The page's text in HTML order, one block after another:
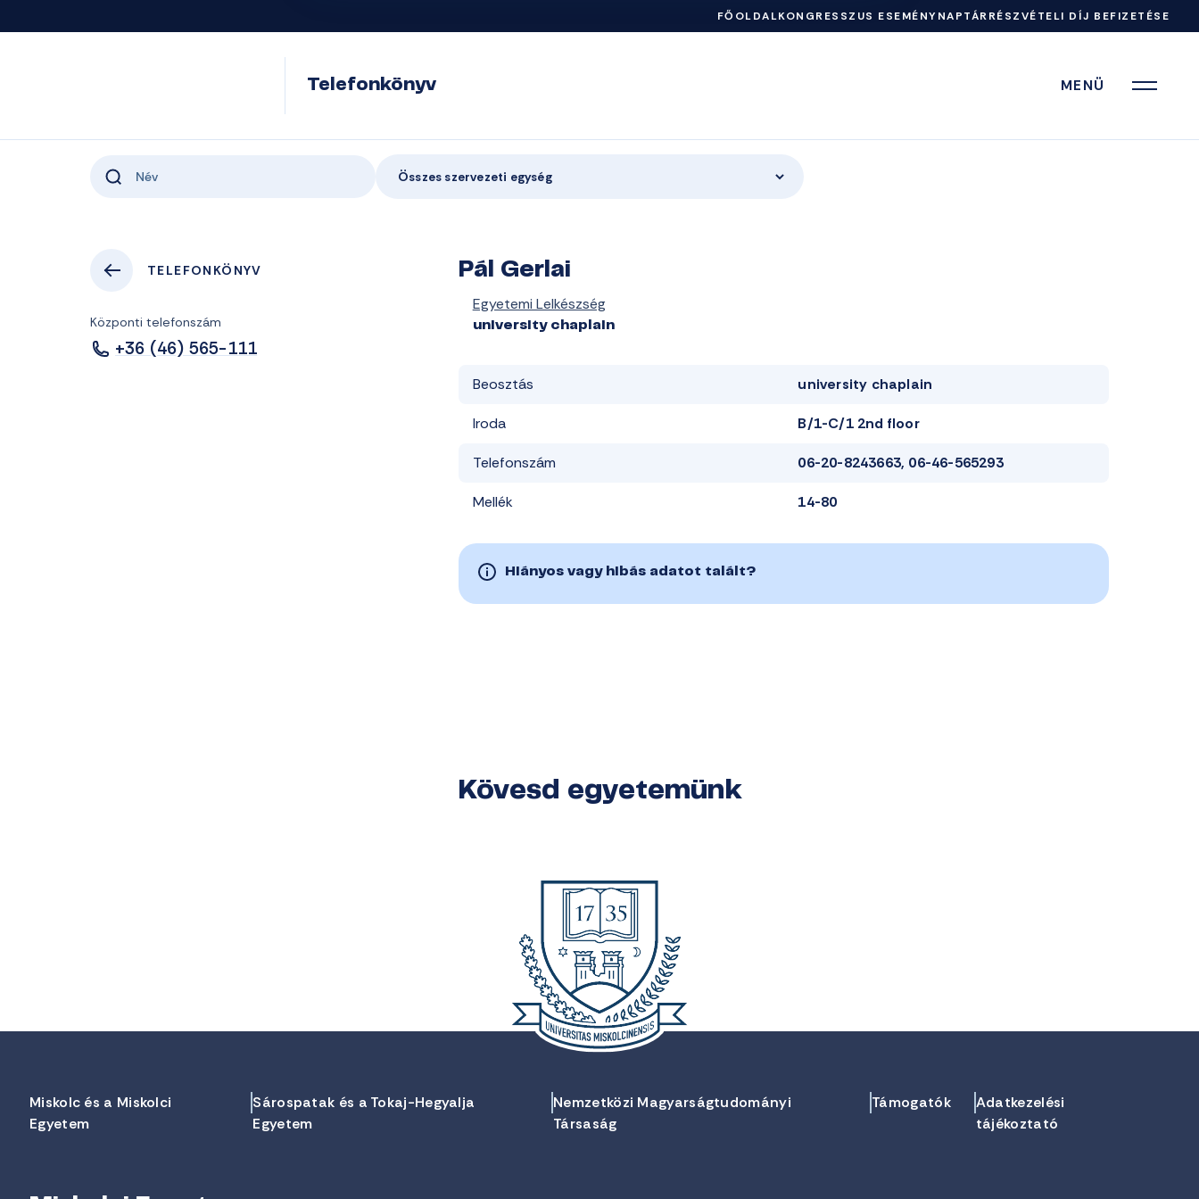
FŐOLDALKONGRESSZUS ESEMÉNYNAPTÁRRÉSZVÉTELI DÍJ BEFIZETÉSE
Telefonkönyv MENÜ
Összes szervezeti egység
TELEFONKÖNYV
Központi telefonszám
+36 (46) 565-111
Pál Gerlai
Egyetemi Lelkészség
university chaplain
Beosztás university chaplain
Iroda B/1-C/1 2nd floor
Telefonszám 06-20-8243663, 06-46-565293
Mellék 14-80
Hiányos vagy hibás adatot talált?
Kövesd egyetemünk
Miskolc és a Miskolci
Egyetem
Sárospatak és a Tokaj-Hegyalja
Egyetem
Nemzetközi Magyarságtudományi
Társaság
Támogatók
Adatkezelési
tájékoztató